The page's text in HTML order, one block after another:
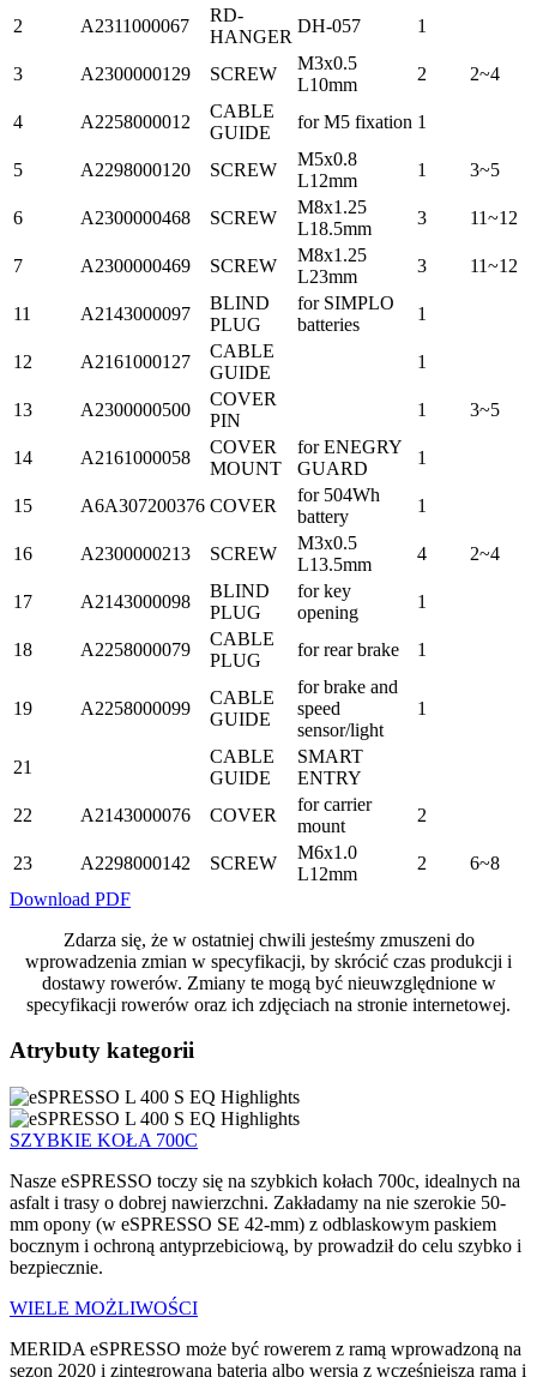
2
A2311000067
RD-
HANGER
DH-057 1
3 A2300000129 SCREW
M3x0.5
L10mm
2 2~4
4 A2258000012
CABLE
GUIDE
for M5 fixation 1
5 A2298000120 SCREW
M5x0.8
L12mm
1 3~5
6 A2300000468 SCREW
M8x1.25
L18.5mm
3 11~12
7 A2300000469 SCREW
M8x1.25
L23mm
3 11~12
11 A2143000097
BLIND
PLUG
for SIMPLO
batteries
1
12 A2161000127
CABLE
GUIDE
1
13 A2300000500
COVER
PIN
1 3~5
14 A2161000058
COVER
MOUNT
for ENEGRY
GUARD
1
15 A6A307200376 COVER
for 504Wh
battery
1
16 A2300000213 SCREW
M3x0.5
L13.5mm
4 2~4
17 A2143000098
BLIND
PLUG
for key
opening
1
18 A2258000079
CABLE
PLUG
for rear brake 1
19 A2258000099
CABLE
GUIDE
for brake and
speed
sensor/light
1
21
CABLE
GUIDE
SMART
ENTRY
22
A2143000076 COVER
for carrier
mount
2
23 A2298000142 SCREW
M6x1.0
L12mm
2
6~8
Download PDF
Zdarza się, że w ostatniej chwili jesteśmy zmuszeni do
wprowadzenia zmian w specyfikacji, by skrócić czas produkcji i
dostawy rowerów. Zmiany te mogą być nieuwzględnione w
specyfikacji rowerów oraz ich zdjęciach na stronie internetowej.
Atrybuty kategorii
SZYBKIE KOŁA 700C
Nasze eSPRESSO toczy się na szybkich kołach 700c, idealnych na
asfalt i trasy o dobrej nawierzchni. Zakładamy na nie szerokie 50-
mm opony (w eSPRESSO SE 42-mm) z odblaskowym paskiem
bocznym i ochroną antyprzebiciową, by prowadził do celu szybko i
bezpiecznie.
WIELE MOŻLIWOŚCI
MERIDA eSPRESSO może być rowerem z ramą wprowadzoną na
sezon 2020 i zintegrowaną baterią albo wersją z wcześniejszą ramą i